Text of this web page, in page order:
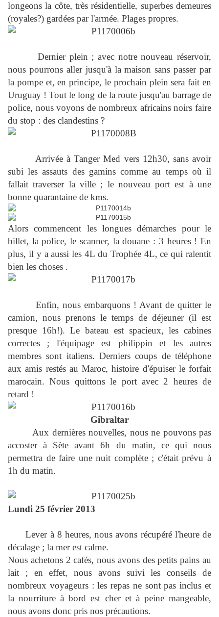
longeons la côte, très résidentielle, superbes demeures
(royales?) gardées par l'armée. Plages propres.
Dernier plein ; avec notre nouveau réservoir,
nous pourrons aller jusqu'à la maison sans passer par
la pompe et, en principe, le prochain plein sera fait en
Uruguay ! Tout le long de la route jusqu'au barrage de
police, nous voyons de nombreux africains noirs faire
du stop : des clandestins ?
Arrivée à Tanger Med vers 12h30, sans avoir
subi les assauts des gamins comme au temps où il
fallait traverser la ville ; le nouveau port est à une
bonne quarantaine de kms.
Alors commencent les longues démarches pour le
billet, la police, le scanner, la douane : 3 heures ! En
plus, il y a aussi les 4L du Trophée 4L, ce qui ralentit
bien les choses .
Enfin, nous embarquons ! Avant de quitter le
camion, nous prenons le temps de déjeuner (il est
presque 16h!). Le bateau est spacieux, les cabines
correctes ; l'équipage est philippin et les autres
membres sont italiens. Derniers coups de téléphone
aux amis restés au Maroc, histoire d'épuiser le forfait
marocain. Nous quittons le port avec 2 heures de
retard !
Gibraltar
Aux dernières nouvelles, nous ne pouvons pas
accoster à Sète avant 6h du matin, ce qui nous
permettra de faire une nuit complète ; c'était prévu à
1h du matin.
Lundi 25 février 2013
Lever à 8 heures, nous avons récupéré l'heure de
décalage ; la mer est calme.
Nous achetons 2 cafés, nous avons des petits pains au
lait ; en effet, nous avons suivi les conseils de
nombreux voyageurs : les repas ne sont pas inclus et
la nourriture à bord est cher et à peine mangeable,
nous avons donc pris nos précautions.